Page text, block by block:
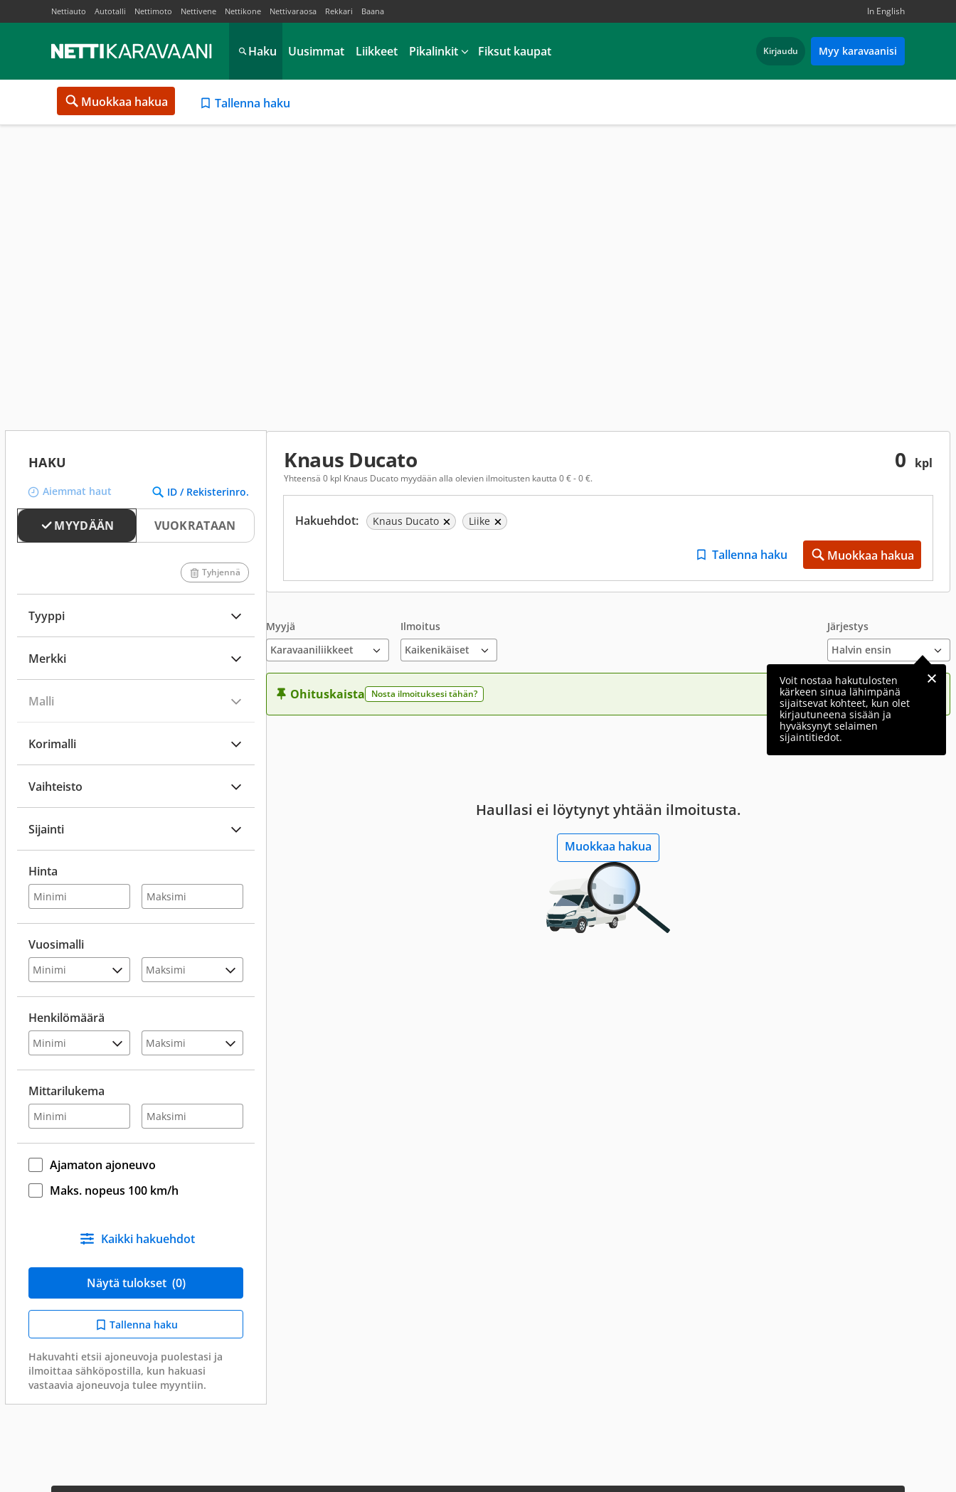
Nettiauto Autotalli Nettimoto Nettivene Nettikone Nettivaraosa Rekkari Baana In English
Haku Uusimmat Liikkeet Pikalinkit Fiksut kaupat Kirjaudu Myy karavaanisi
Muokkaa hakua Tallenna haku
HAKU
Aiemmat haut ID / Rekisterinro.
MYYDÄÄN VUOKRATAAN
Tyhjennä
Tyyppi
Merkki
Malli
Korimalli
Vaihteisto
Sijainti
Henkilömäärä
Mittarilukema
Vuosimalli
Hinta
Ajamaton ajoneuvo
Maks. nopeus 100 km/h
Kaikki hakuehdot
Näytä tulokset (0)
Tallenna haku
Hakuvahti etsii ajoneuvoja puolestasi ja
ilmoittaa sähköpostilla, kun hakuasi
vastaavia ajoneuvoja tulee myyntiin.
0 kpl
Knaus Ducato
Yhteensä 0 kpl Knaus Ducato myydään alla olevien ilmoitusten kautta 0 € - 0 €.
Hakuehdot: Knaus Ducato Liike
Tallenna haku Muokkaa hakua
Myyjä
Karavaaniliikkeet
Ilmoitus Järjestys
Voit nostaa hakutulosten
kärkeen sinua lähimpänä
sijaitsevat kohteet, kun olet
kirjautuneena sisään ja
hyväksynyt selaimen
sijaintitiedot.
Ohituskaista Nosta ilmoituksesi tähän?
Haullasi ei löytynyt yhtään ilmoitusta.
Muokkaa hakua